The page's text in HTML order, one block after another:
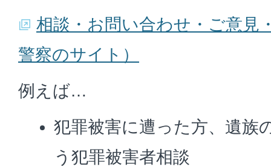
相談・お問い合わせ・ご意見
警察のサイト）
例えば…
犯罪被害に遭った方、遺族
う犯罪被害者相談